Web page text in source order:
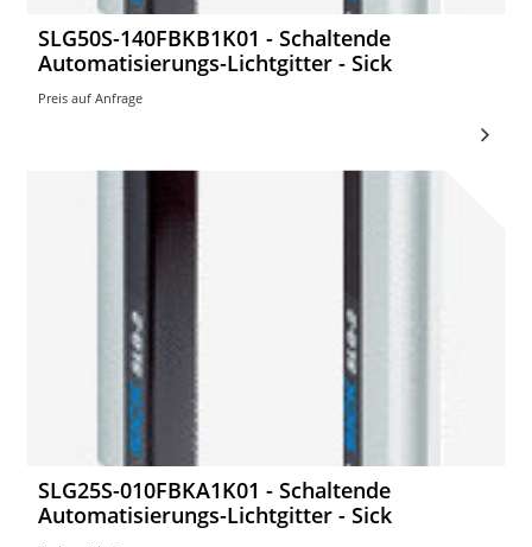
SLG50S-140FBKB1K01 - Schaltende
Automatisierungs-Lichtgitter - Sick
Preis auf Anfrage
SLG25S-010FBKA1K01 - Schaltende
Automatisierungs-Lichtgitter - Sick